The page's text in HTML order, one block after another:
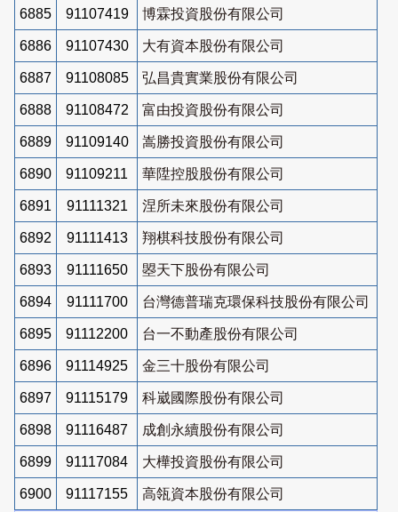
6885 91107419 博霖投資股份有限公司
6886 91107430 大有資本股份有限公司
6887 91108085 弘昌貴實業股份有限公司
6888 91108472 富由投資股份有限公司
6889 91109140 嵩勝投資股份有限公司
6890 91109211 華陞控股股份有限公司
6891 91111321 涅所未來股份有限公司
6892 91111413 翔棋科技股份有限公司
6893 91111650 曌天下股份有限公司
6894 91111700 台灣德普瑞克環保科技股份有限公司
6895 91112200 台一不動產股份有限公司
6896 91114925 金三十股份有限公司
6897 91115179 科崴國際股份有限公司
6898 91116487 成創永續股份有限公司
6899 91117084 大樺投資股份有限公司
6900 91117155
高瓴資本股份有限公司